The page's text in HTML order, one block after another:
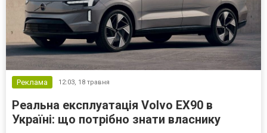
Реклама 12:03, 18 травня
Реальна експлуатація Volvo EX90 в
Україні: що потрібно знати власнику